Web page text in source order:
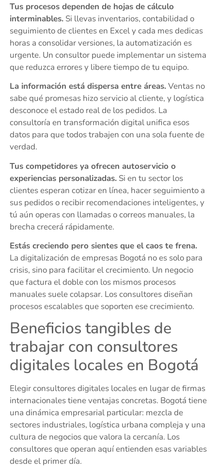
Tus procesos dependen de hojas de cálculo
interminables. Si llevas inventarios, contabilidad o
seguimiento de clientes en Excel y cada mes dedicas
horas a consolidar versiones, la automatización es
urgente. Un consultor puede implementar un sistema
que reduzca errores y libere tiempo de tu equipo.
La información está dispersa entre áreas.Ventas no
sabe qué promesas hizo servicio al cliente, y logística
desconoce el estado real de los pedidos. La
consultoría en transformación digital unifica esos
datos para que todos trabajen con una sola fuente de
verdad.
Tus competidores ya ofrecen autoservicio o
experiencias personalizadas. Si en tu sector los
clientes esperan cotizar en línea, hacer seguimiento a
sus pedidos o recibir recomendaciones inteligentes, y
tú aún operas con llamadas o correos manuales, la
brecha crecerá rápidamente.
Estás creciendo pero sientes que el caos te frena.
La digitalización de empresas Bogotá no es solo para
crisis, sino para facilitar el crecimiento. Un negocio
que factura el doble con los mismos procesos
manuales suele colapsar. Los consultores diseñan
procesos escalables que soporten ese crecimiento.
Beneficios tangibles de
trabajar con consultores
digitales locales en Bogotá
Elegir consultores digitales locales en lugar de firmas
internacionales tiene ventajas concretas. Bogotá tiene
una dinámica empresarial particular: mezcla de
sectores industriales, logística urbana compleja y una
cultura de negocios que valora la cercanía. Los
consultores que operan aquí entienden esas variables
desde el primer día.